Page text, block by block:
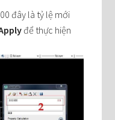
đây là tỷ lệ mới
để thực hiện